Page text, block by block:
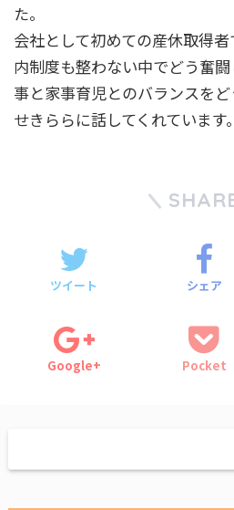
た。
会社として初めての産休取得
内制度も整わない中でどう奮
事と家事育児とのバランスをど
せきららに話してくれています。
ツイート シェア
Google+ Pocket